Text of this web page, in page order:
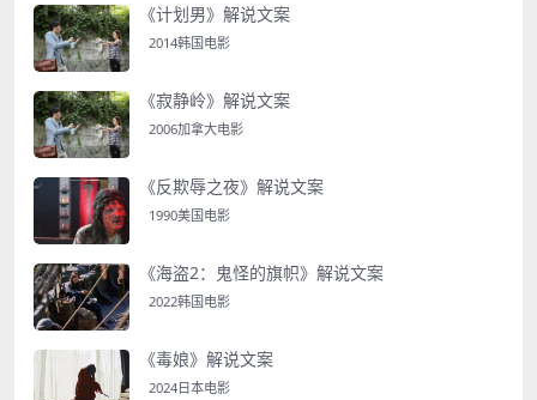
《计划男》解说文案
2014韩国电影
《寂静岭》解说文案
2006加拿大电影
《反欺辱之夜》解说文案
1990美国电影
《海盗2：鬼怪的旗帜》解说文案
2022韩国电影
《毒娘》解说文案
2024日本电影